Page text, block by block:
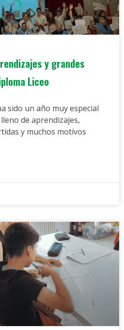
y grandes
Liceo
sido un año muy especial
de aprendizajes,
y muchos motivos